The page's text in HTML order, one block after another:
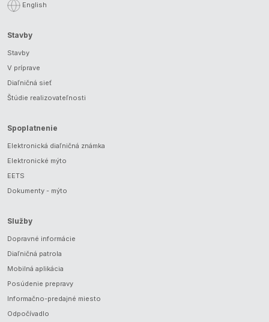
English
Stavby
Stavby
V príprave
Diaľničná sieť
Štúdie realizovateľnosti
Spoplatnenie
Elektronická diaľničná známka
Elektronické mýto
EETS
Dokumenty - mýto
Služby
Dopravné informácie
Diaľničná patrola
Mobilná aplikácia
Posúdenie prepravy
Informačno-predajné miesto
Odpočívadlo